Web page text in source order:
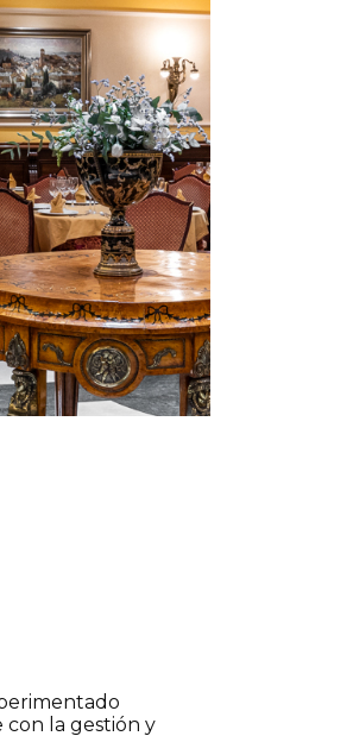
con la gestión y